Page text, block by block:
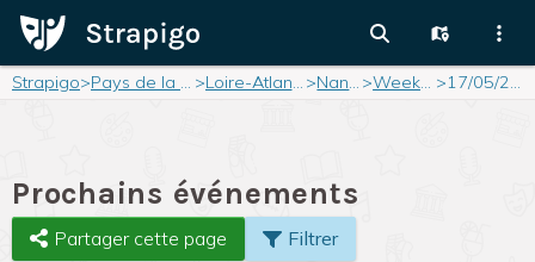
Strapigo> Pays de la Loire > Loire-Atlantique > Nantes > Weekend > 17/05/2025
Prochains événements
Partager cette page Filtrer